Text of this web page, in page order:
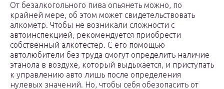
От безалкогольного пива опьянеть можно, по
крайней мере, об этом может свидетельствовать
алкометр. Чтобы не возникали сложности с
автоинспекцией, рекомендуется приобрести
собственный алкотестер. С его помощью
автолюбители без труда смогут определить наличие
этанола в воздухе, который выдыхается, и приступать
к управлению авто лишь после определения
нулевых значений. Но, чтобы себя обезопасить от